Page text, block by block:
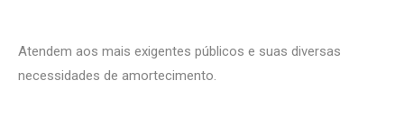
Atendem aos mais exigentes públicos e suas diversas
necessidades de amortecimento.